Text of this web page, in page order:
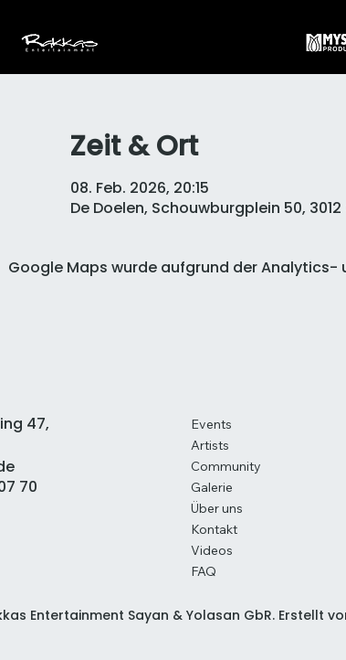
Zeit & Ort
08. Feb. 2026, 20:15
De Doelen, Schouwburgplein 50,
Google Maps wurde aufgrund der
47,
70
Events
Artists
Community
Galerie
Über uns
Kontakt
Videos
FAQ
Entertainment Sayan & Yolasan GbR. Erstellt